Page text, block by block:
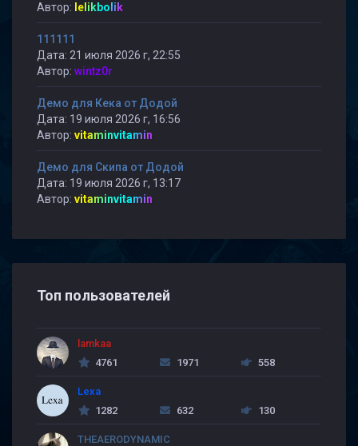
Автор: lelikbolik
111111
Дата: 21 июля 2026 г, 22:55
Автор: wintz0r
Демо для Кека от Додой
Дата: 19 июля 2026 г, 16:56
Автор: vitaminvitamin
Демо для Скипа от Додой
Дата: 19 июля 2026 г, 13:17
Автор: vitaminvitamin
Топ пользователей
lamkaa
4761
1971 558
Lexa
1282
632 130
THEAERODYNAMIC